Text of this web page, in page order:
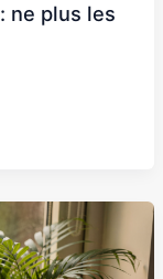
ne plus les